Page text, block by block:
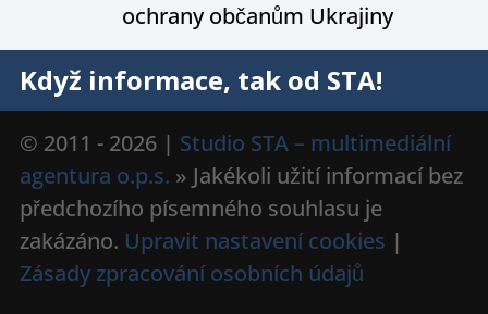
ochrany občanům Ukrajiny
Když informace, tak od STA!
© 2011 - 2026 | Studio STA – multimediální
agentura o.p.s. » Jakékoli užití informací bez
předchozího písemného souhlasu je
zakázáno. Upravit nastavení cookies |
Zásady zpracování osobních údajů